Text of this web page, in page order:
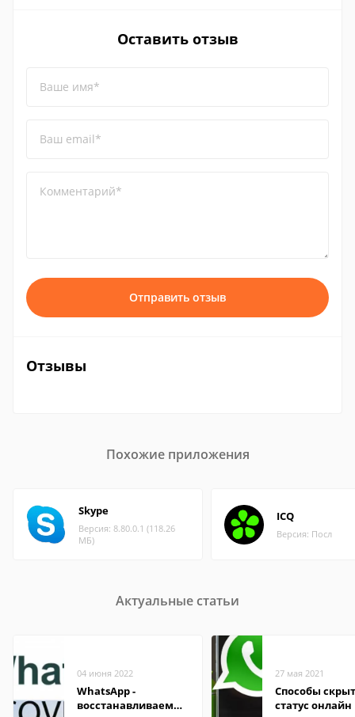
Оставить отзыв
Ваше имя*
Ваш email*
Комментарий*
Отправить отзыв
Отзывы
Похожие приложения
Skype
Версия: 8.80.0.1 (118.26
МБ)
ICQ
Версия: Посл
Актуальные статьи
04 июня 2022
WhatsApp -
восстанавливаем
27 мая 2021
Способы
статус онлайн